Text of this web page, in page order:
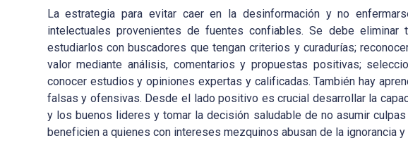
La estrategia para evitar caer en la desinformación y no
intelectuales provenientes de fuentes confiables. Se debe
estudiarlos con buscadores que tengan criterios y curadurías;
valor mediante análisis, comentarios y propuestas positivas;
conocer estudios y opiniones expertas y calificadas. También hay
falsas y ofensivas. Desde el lado positivo es crucial desarrollar la
y los buenos lideres y tomar la decisión saludable de no asumir
beneficien a quienes con intereses mezquinos abusan de la ignorancia y